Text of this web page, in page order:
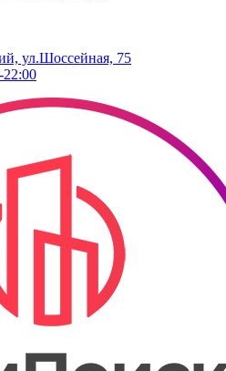
ул.Шоссейная, 75